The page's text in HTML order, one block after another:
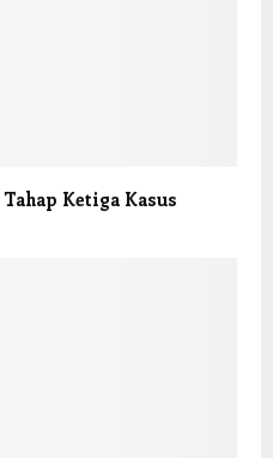
Ketiga Kasus